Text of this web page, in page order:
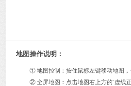
地图操作说明：
① 地图控制：按住鼠标左键移动地图
② 全屏地图：点击地图右上方的“虚线